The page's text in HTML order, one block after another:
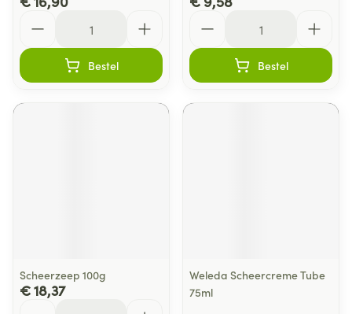
Bestel Bestel
Scheerzeep 100g
€ 18,37
Weleda Scheercreme Tube
75ml